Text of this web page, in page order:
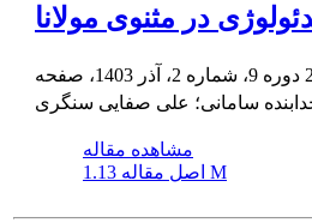
در مثنوی مولانا
سامانی؛ علی صفایی سنگری
مشاهده مقاله
اصل مقاله 1.13 M